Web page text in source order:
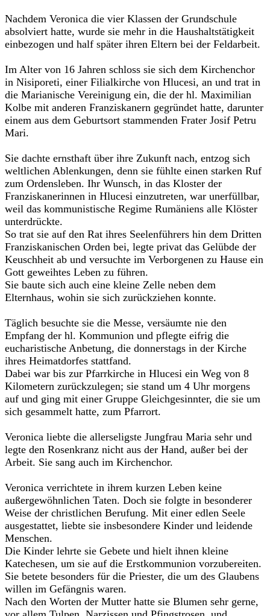
Nachdem Veronica die vier Klassen der Grundschule
absolviert hatte, wurde sie mehr in die Haushaltstätigkeit
einbezogen und half später ihren Eltern bei der Feldarbeit.
Im Alter von 16 Jahren schloss sie sich dem Kirchenchor
in Nisiporeti, einer Filialkirche von Hlucesi, an und trat in
die Marianische Vereinigung ein, die der hl. Maximilian
Kolbe mit anderen Franziskanern gegründet hatte, darunter
einem aus dem Geburtsort stammenden Frater Josif Petru
Mari.
Sie dachte ernsthaft über ihre Zukunft nach, entzog sich
weltlichen Ablenkungen, denn sie fühlte einen starken Ruf
zum Ordensleben. Ihr Wunsch, in das Kloster der
Franziskanerinnen in Hlucesi einzutreten, war unerfüllbar,
weil das kommunistische Regime Rumäniens alle Klöster
unterdrückte.
So trat sie auf den Rat ihres Seelenführers hin dem Dritten
Franziskanischen Orden bei, legte privat das Gelübde der
Keuschheit ab und versuchte im Verborgenen zu Hause ein
Gott geweihtes Leben zu führen.
Sie baute sich auch eine kleine Zelle neben dem
Elternhaus, wohin sie sich zurückziehen konnte.
Täglich besuchte sie die Messe, versäumte nie den
Empfang der hl. Kommunion und pflegte eifrig die
eucharistische Anbetung, die donnerstags in der Kirche
ihres Heimatdorfes stattfand.
Dabei war bis zur Pfarrkirche in Hlucesi ein Weg von 8
Kilometern zurückzulegen; sie stand um 4 Uhr morgens
auf und ging mit einer Gruppe Gleichgesinnter, die sie um
sich gesammelt hatte, zum Pfarrort.
Veronica liebte die allerseligste Jungfrau Maria sehr und
legte den Rosenkranz nicht aus der Hand, außer bei der
Arbeit. Sie sang auch im Kirchenchor.
Veronica verrichtete in ihrem kurzen Leben keine
außergewöhnlichen Taten. Doch sie folgte in besonderer
Weise der christlichen Berufung. Mit einer edlen Seele
ausgestattet, liebte sie insbesondere Kinder und leidende
Menschen.
Die Kinder lehrte sie Gebete und hielt ihnen kleine
Katechesen, um sie auf die Erstkommunion vorzubereiten.
Sie betete besonders für die Priester, die um des Glaubens
willen im Gefängnis waren.
Nach den Worten der Mutter hatte sie Blumen sehr gerne,